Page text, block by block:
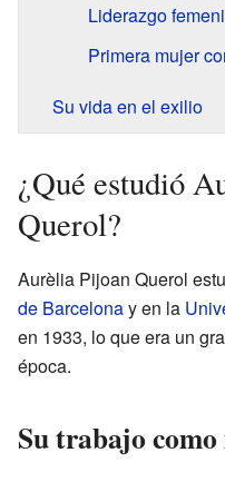
Liderazgo
Primera mujer
Su vida en el exilio
¿Qué estudió
Querol?
Aurèlia Pijoan Querol
de Barcelonay en la
en 1933, lo que era un
época.
Su trabajo como